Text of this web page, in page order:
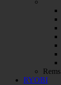
Rems
RYOBI